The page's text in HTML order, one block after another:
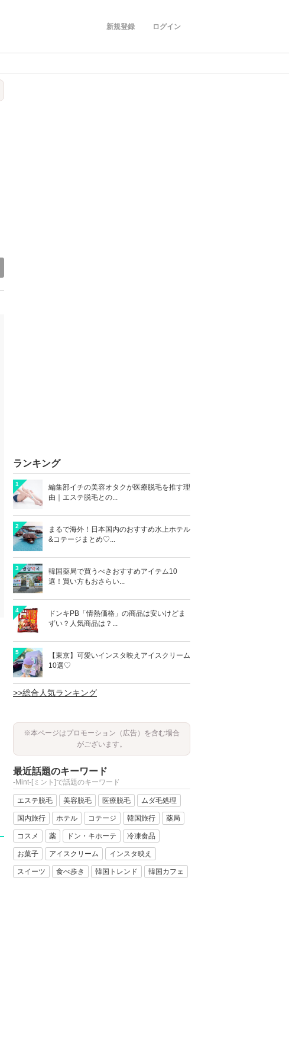
ログイン
新規登録
ランキング
1
編集部イチの美容オタクが医療脱毛を推す理
由｜エステ脱毛との...
2
まるで海外！日本国内のおすすめ水上ホテル
&コテージまとめ♡...
3
韓国薬局で買うべきおすすめアイテム10
選！買い方もおさらい...
4
ドンキPB「情熱価格」の商品は安いけどま
ずい？人気商品は？...
5
【東京】可愛いインスタ映えアイスクリーム
10選♡
>>総合人気ランキング
※本ページはプロモーション（広告）を含む場合
がございます。
最近話題のキーワード
-Mint-[ミント]で話題のキーワード
エステ脱毛 美容脱毛 医療脱毛 ムダ毛処理
国内旅行 ホテル コテージ 韓国旅行 薬局
コスメ 薬 ドン・キホーテ 冷凍食品
お菓子 アイスクリーム インスタ映え
スイーツ 食べ歩き 韓国トレンド 韓国カフェ